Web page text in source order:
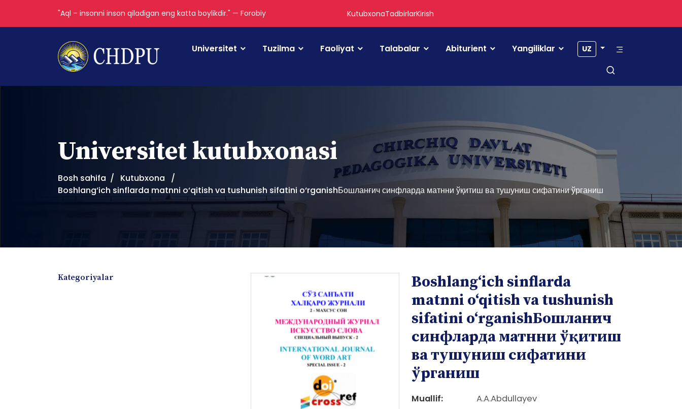
"Aql – insonni inson qiladigan eng katta boylikdir." — Forobiy KutubxonaTadbirlarKirish
Universitet Tuzilma Faoliyat Talabalar Abiturient Yangiliklar UZ
Universitet kutubxonasi
Bosh sahifa
Kutubxona
Boshlang‘ich sinflarda matnni o‘qitish va tushunish sifatini o‘rganishБошланғич синфларда матнни ўқитиш ва тушуниш сифатини ўрганиш
Kategoriyalar
Boshlang‘ich sinflarda
matnni o‘qitish va tushunish
sifatini o‘rganishБошланғич
синфларда матнни ўқитиш
ва тушуниш сифатини
ўрганиш
Muallif:
A.A.Abdullayev